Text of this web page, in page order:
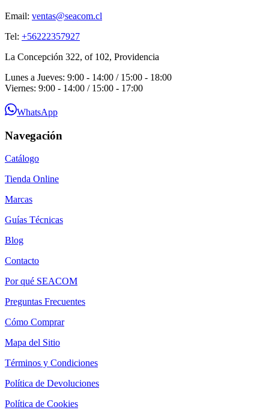
Email: ventas@seacom.cl
Tel: +56222357927
La Concepción 322, of 102, Providencia
Lunes a Jueves: 9:00 - 14:00 / 15:00 - 18:00
Viernes: 9:00 - 14:00 / 15:00 - 17:00
WhatsApp
Navegación
Catálogo
Tienda Online
Marcas
Guías Técnicas
Blog
Contacto
Por qué SEACOM
Preguntas Frecuentes
Cómo Comprar
Mapa del Sitio
Términos y Condiciones
Política de Devoluciones
Política de Cookies